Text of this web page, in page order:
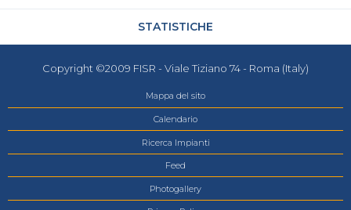
STATISTICHE
Copyright ©2009 FISR - Viale Tiziano 74 - Roma (Italy)
Mappa del sito
Calendario
Ricerca Impianti
Feed
Photogallery